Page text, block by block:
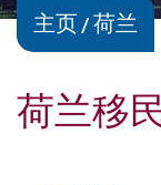
主页 荷兰
荷兰移